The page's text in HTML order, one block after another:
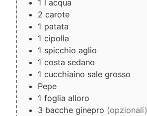
1 l acqua
2 carote
1 patata
1 cipolla
1 spicchio aglio
1 costa sedano
1 cucchiaino sale grosso
Pepe
1 foglia alloro
3 bacche ginepro (opzionali)